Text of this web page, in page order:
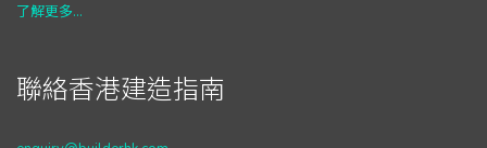
了解更多...
聯絡香港建造指南